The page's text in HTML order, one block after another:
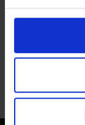
for sociale
data med
de har
Følg os på